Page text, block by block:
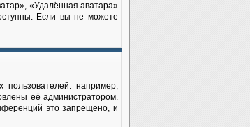
«Удалённая аватара»
Если вы не можете
например,
её администратором.
это запрещено, и